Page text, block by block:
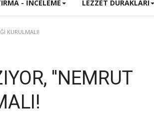
- İNCELEME LEZZET DURAKLARI
KURULMALI!
''NEMRUT